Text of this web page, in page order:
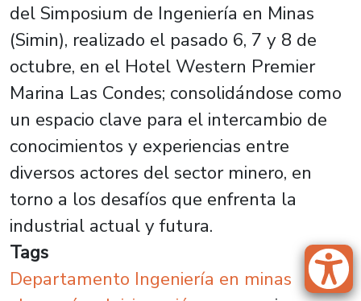
del Simposium de Ingeniería en Minas
(Simin), realizado el pasado 6, 7 y 8 de
octubre, en el Hotel Western Premier
Marina Las Condes; consolidándose como
un espacio clave para el intercambio de
conocimientos y experiencias entre
diversos actores del sector minero, en
torno a los desafíos que enfrenta la
industrial actual y futura.
Tags
Departamento Ingeniería en minas